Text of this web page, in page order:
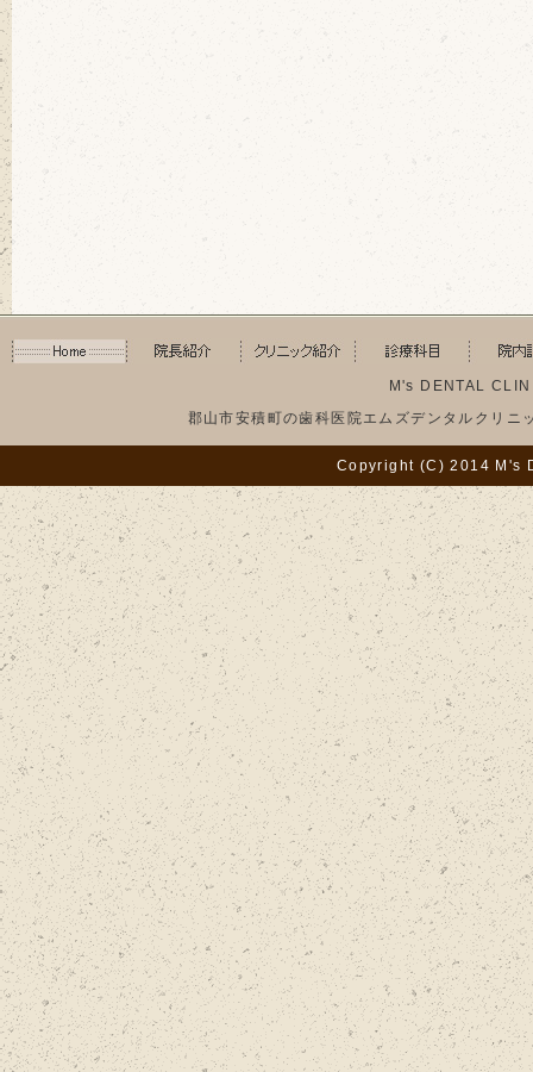
M's DENTAL
郡山市安積町の歯科医院エムズデンタルクリ
Copyright (C) 2014 M's